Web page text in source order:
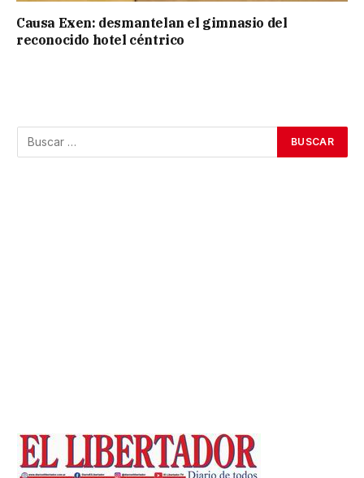
Causa Exen: desmantelan el gimnasio del
reconocido hotel céntrico